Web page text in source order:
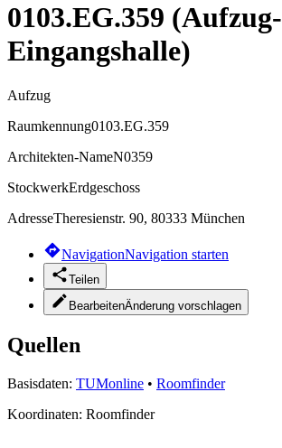
0103.EG.359 (Aufzug-
Eingangshalle)
Aufzug
Raumkennung0103.EG.359
Architekten-NameN0359
StockwerkErdgeschoss
AdresseTheresienstr. 90, 80333 München
NavigationNavigation starten
Teilen
BearbeitenÄnderung vorschlagen
Quellen
Basisdaten: TUMonline • Roomfinder
Koordinaten: Roomfinder